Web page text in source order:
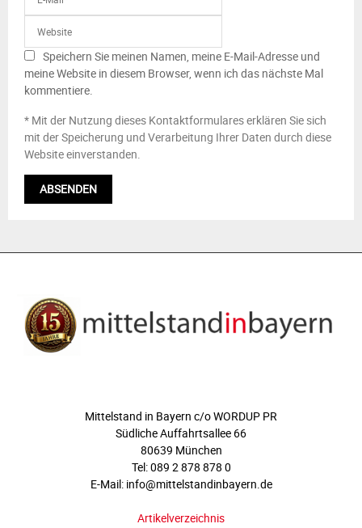
Speichern Sie meinen Namen, meine E-Mail-Adresse und
meine Website in diesem Browser, wenn ich das nächste Mal
kommentiere.
* Mit der Nutzung dieses Kontaktformulares erklären Sie sich
mit der Speicherung und Verarbeitung Ihrer Daten durch diese
Website einverstanden.
Mittelstand in Bayern c/o WORDUP PR
Südliche Auffahrtsallee 66
80639 München
Tel: 089 2 878 878 0
E-Mail: info@mittelstandinbayern.de
Artikelverzeichnis